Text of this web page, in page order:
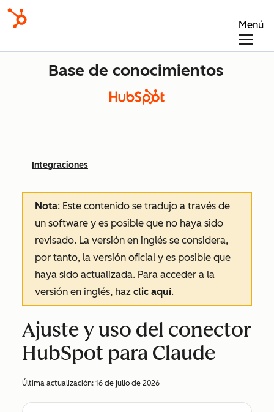
Menú
Base de conocimientos
Integraciones
Nota: Este contenido se tradujo a través de
un software y es posible que no haya sido
revisado. La versión en inglés se considera,
por tanto, la versión oficial y es posible que
haya sido actualizada. Para acceder a la
versión en inglés, haz clic aquí.
Ajuste y uso del conector
HubSpot para Claude
Última actualización: 16 de julio de 2026